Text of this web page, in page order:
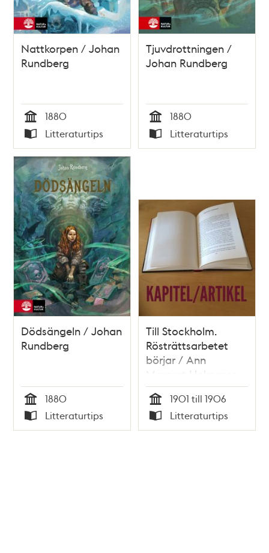
Nattkorpen / Johan
Rundberg
Tid
1880
Typ
Litteraturtips
Tjuvdrottningen /
Johan Rundberg
Tid
1880
Typ
Litteraturtips
Dödsängeln / Johan
Rundberg
Tid
1880
Typ
Litteraturtips
Till Stockholm.
Rösträttsarbetet
börjar / Ann
Margret Holmgren
Tid
1901 till 1906
Typ
Litteraturtips